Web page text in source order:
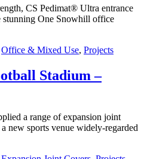
CS Pedimat® Ultra entrance
stunning One Snowhill office
Office & Mixed Use, Projects
Stadium –
a range of expansion joint
new sports venue widely-regarded